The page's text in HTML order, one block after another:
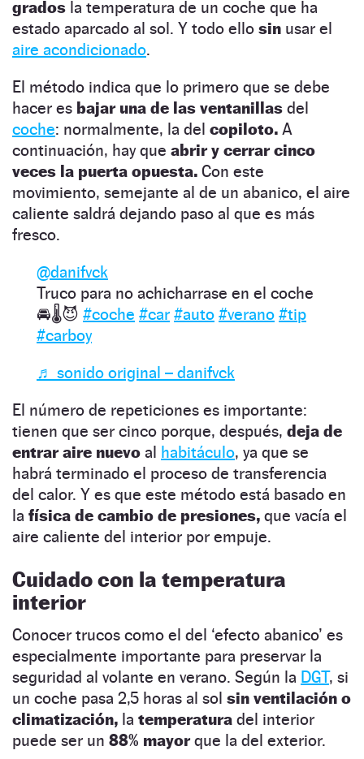
grados la temperatura de un coche que ha
estado aparcado al sol. Y todo ello sin usar el
aire acondicionado.
El método indica que lo primero que se debe
hacer es bajar una de las ventanillas del
coche: normalmente, la del copiloto. A
continuación, hay que abrir y cerrar cinco
veces la puerta opuesta. Con este
movimiento, semejante al de un abanico, el aire
caliente saldrá dejando paso al que es más
fresco.
@danifvck
Truco para no achicharrase en el coche
🚘🌡️😈 #coche #car #auto #verano #tip
#carboy
♬ sonido original – danifvck
El número de repeticiones es importante:
tienen que ser cinco porque, después, deja de
entrar aire nuevo al habitáculo, ya que se
habrá terminado el proceso de transferencia
del calor. Y es que este método está basado en
la física de cambio de presiones, que vacía el
aire caliente del interior por empuje.
Cuidado con la temperatura
interior
Conocer trucos como el del ‘efecto abanico’ es
especialmente importante para preservar la
seguridad al volante en verano. Según la DGT, si
un coche pasa 2,5 horas al sol sin ventilación o
climatización, la temperatura del interior
puede ser un 88% mayorque la del exterior.